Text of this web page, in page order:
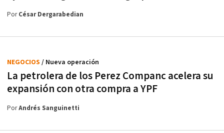
PorCésar Dergarabedian
La petrolera de los Perez Companc acelera su
expansión con otra compra a YPF
NEGOCIOS / Nueva operación
PorAndrés Sanguinetti